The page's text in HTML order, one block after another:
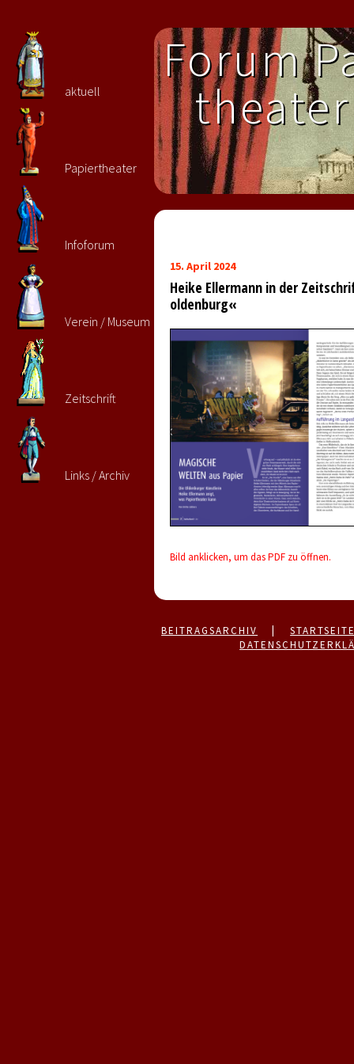
aktuell
Papiertheater
Infoforum
Verein / Museum
Zeitschrift
Links / Archiv
Forum
theater
15. April 2024
Heike Ellermann in der
oldenburg«
Bild anklicken, um das PDF zu öffnen.
BEITRAGSARCHIV